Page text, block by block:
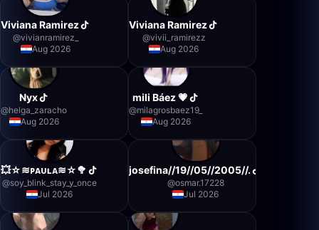
Viviana Ramirez
@vivianramirez_
Aug 2026
Viviana Ramirez
@vivii_ramirezz
Aug 2026
Nyx
@helga_zaracho
Aug 2026
mili Báez 💗
@milagrosbaez19_
Aug 2026
💥☆≋ᴘᴀᴜʟᴀ≋☆🥦
@soy_blink_stay_y_once
Jul 2026
josefina//19//05//2005//.
@osmar.17228
Jul 2026